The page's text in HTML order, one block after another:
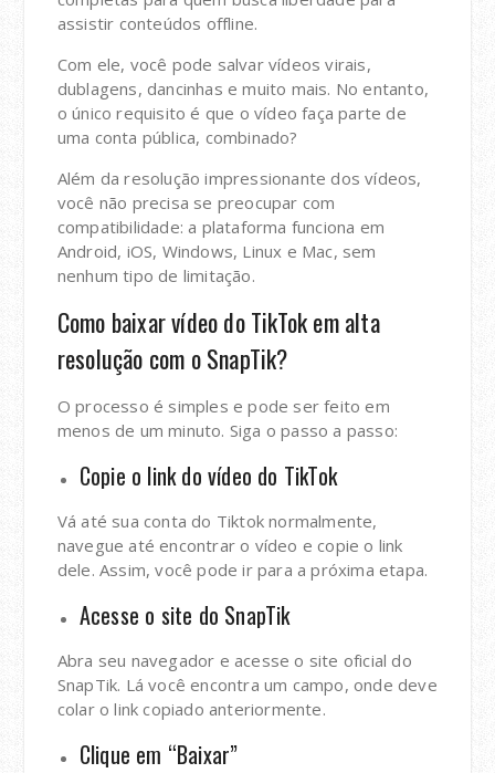
assistir conteúdos offline.
Com ele, você pode salvar vídeos virais,
dublagens, dancinhas e muito mais. No entanto,
o único requisito é que o vídeo faça parte de
uma conta pública, combinado?
Além da resolução impressionante dos vídeos,
você não precisa se preocupar com
compatibilidade: a plataforma funciona em
Android, iOS, Windows, Linux e Mac, sem
nenhum tipo de limitação.
Como baixar vídeo do TikTok em alta
resolução com o SnapTik?
O processo é simples e pode ser feito em
menos de um minuto. Siga o passo a passo:
Copie o link do vídeo do TikTok
Vá até sua conta do Tiktok normalmente,
navegue até encontrar o vídeo e copie o link
dele. Assim, você pode ir para a próxima etapa.
Acesse o site do SnapTik
Abra seu navegador e acesse o site oficial do
SnapTik. Lá você encontra um campo, onde deve
colar o link copiado anteriormente.
Clique em “Baixar”